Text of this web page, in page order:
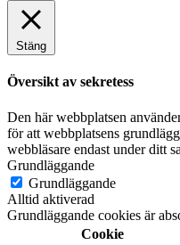
Stäng
Översikt av sekretess
Den här webbplatsen
för att webbplatsens
webbläsare endast under ditt
Grundläggande
Grundläggande
Alltid aktiverad
Grundläggande cookies är
Cookie